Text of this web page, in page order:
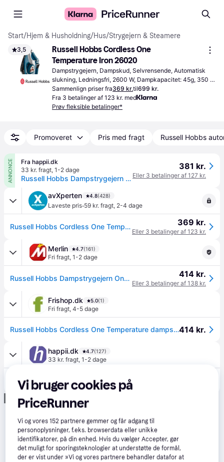
Start/Hjem & Husholdning/Hus/Strygejern & Steamere
3,5
Russell Hobbs Cordless One
Temperature Iron 26020
Dampstrygejern, Dampskud, Selvrensende, Automatisk
slukning, Ledningsfri, 2600 W, Dampkapacitet: 45g, 350
ml 15.8 cm 33.5 cm
Sammenlign priser fra369 kr.til699 kr.
Fra 3 betalinger af 123 kr. med
Prøv fleksible betalinger*
Promoveret Pris med fragt Russell Hobbs
ANNONCE
Fra happii.dk
33 kr. fragt, 1-2 dage
Russell Hobbs Dampstrygejern One Temperature
381 kr.
Eller 3 betalinger af 127 kr.
avXperten 4.8(428)
Laveste pris·59 kr. fragt, 2-4 dage
Russell Hobbs Cordless One Temperature Dampstrygejern - 350ml, 2600W - Blå, Hvid 369 kr.
Eller 3 betalinger af 123 kr.
Merlin 4.7(161)
Fri fragt, 1-2 dage
Russell Hobbs Dampstrygejern One Temperature 414 kr.
Eller 3 betalinger af 138 kr.
Frishop.dk 5.0(1)
Fri fragt, 4-5 dage
Russell Hobbs Cordless One Temperature dampstrygejern.414 kr.
happii.dk 4.7(127)
33 kr. fragt, 1-2 dage
Russell Hobbs Dampstrygejern One Temperature
Annonce
Vi bruger cookies på
PriceRunner
Vi og vores152 partnere gemmer og får adgang til
personoplysninger, f.eks. browserdata eller unikke
identifikatorer, på din enhed. Hvis du vælger Accepter, gør
det muligt for sporingsteknologier at understøtte de formål,
der er vist under »Vi og vores partnere behandler datafor at